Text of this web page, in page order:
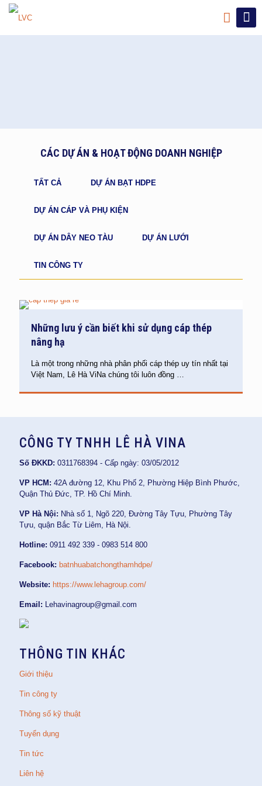
CÁC DỰ ÁN & HOẠT ĐỘNG DOANH NGHIỆP
TẤT CẢ DỰ ÁN BẠT HDPE
DỰ ÁN CÁP VÀ PHỤ KIỆN
DỰ ÁN DÂY NEO TÀU DỰ ÁN LƯỚI
TIN CÔNG TY
Những lưu ý cần biết khi sử dụng cáp thép
nâng hạ
Là một trong những nhà phân phối cáp thép uy tín nhất tại
Việt Nam, Lê Hà ViNa chúng tôi luôn đồng …
CÔNG TY TNHH LÊ HÀ VINA
Số ĐKKD: 0311768394 - Cấp ngày: 03/05/2012
VP HCM: 42A đường 12, Khu Phố 2, Phường Hiệp Bình Phước,
Quận Thủ Đức, TP. Hồ Chí Minh.
VP Hà Nội: Nhà số 1, Ngõ 220, Đường Tây Tựu, Phường Tây
Tựu, quận Bắc Từ Liêm, Hà Nội.
Hotline: 0911 492 339 - 0983 514 800
Facebook: batnhuabatchongthamhdpe/
Website: https://www.lehagroup.com/
Email: Lehavinagroup@gmail.com
THÔNG TIN KHÁC
Giới thiệu
Tin công ty
Thông số kỹ thuật
Tuyển dụng
Tin tức
Liên hệ